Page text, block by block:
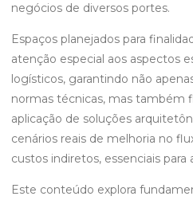
negócios de diversos portes.
Espaços planejados para
atenção especial aos aspectos
logísticos, garantindo não
normas técnicas, mas também
aplicação de soluções
cenários reais de melhoria no
custos indiretos, essenciais
Este conteúdo explora